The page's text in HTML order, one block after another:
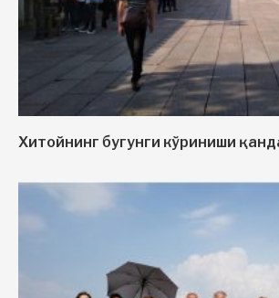
Хитойнинг бугунги кўриниши